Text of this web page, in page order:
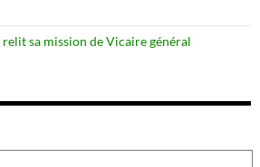
sa mission de Vicaire général